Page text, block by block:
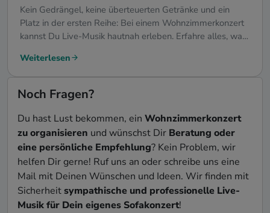
Kein Gedrängel, keine überteuerten Getränke und ein
Platz in der ersten Reihe: Bei einem Wohnzimmerkonzert
kannst Du Live-Musik hautnah erleben. Erfahre alles, was
Weiterlesen
Noch Fragen?
Du hast Lust bekommen, ein Wohnzimmerkonzert
zu organisieren und wünschst Dir Beratung oder
eine persönliche Empfehlung? Kein Problem, wir
helfen Dir gerne! Ruf uns an oder schreibe uns eine
Mail mit Deinen Wünschen und Ideen. Wir finden mit
Sicherheitsympathische und professionelle Live-
Musik für Dein eigenes Sofakonzert!